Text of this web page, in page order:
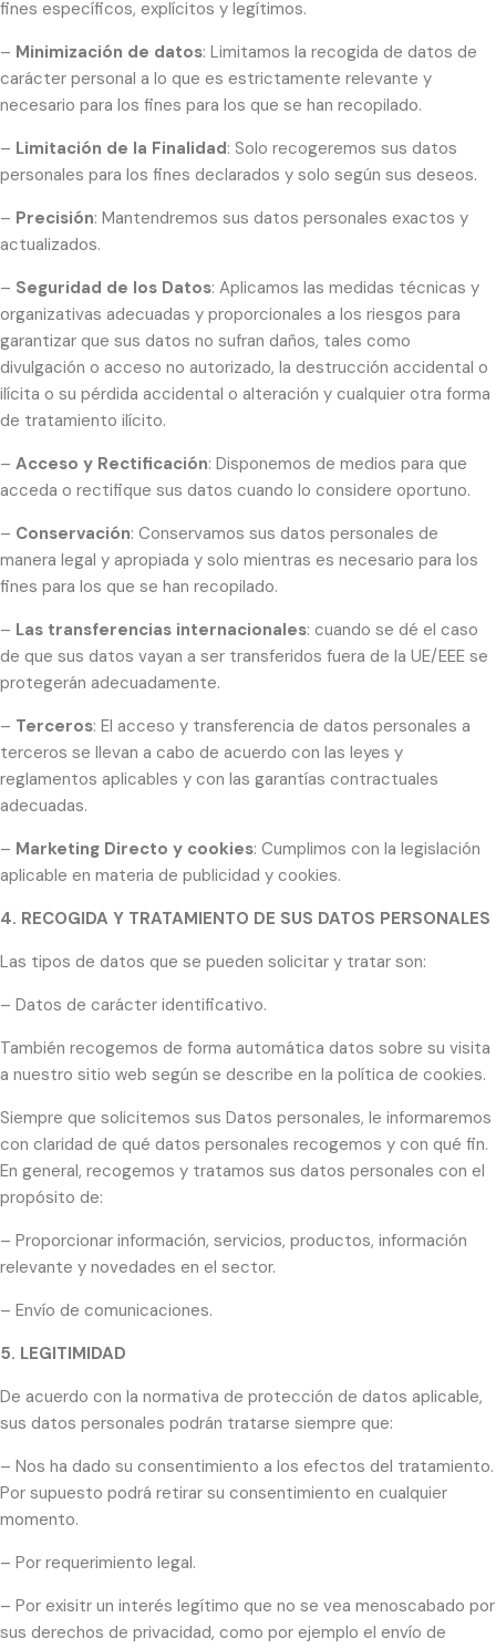
fines específicos, explícitos y legítimos.
– Minimización de datos: Limitamos la recogida de datos de
carácter personal a lo que es estrictamente relevante y
necesario para los fines para los que se han recopilado.
– Limitación de la Finalidad: Solo recogeremos sus datos
personales para los fines declarados y solo según sus deseos.
– Precisión: Mantendremos sus datos personales exactos y
actualizados.
– Seguridad de los Datos: Aplicamos las medidas técnicas y
organizativas adecuadas y proporcionales a los riesgos para
garantizar que sus datos no sufran daños, tales como
divulgación o acceso no autorizado, la destrucción accidental o
ilícita o su pérdida accidental o alteración y cualquier otra forma
de tratamiento ilícito.
– Acceso y Rectificación: Disponemos de medios para que
acceda o rectifique sus datos cuando lo considere oportuno.
– Conservación: Conservamos sus datos personales de
manera legal y apropiada y solo mientras es necesario para los
fines para los que se han recopilado.
– Las transferencias internacionales: cuando se dé el caso
de que sus datos vayan a ser transferidos fuera de la UE/EEE se
protegerán adecuadamente.
– Terceros: El acceso y transferencia de datos personales a
terceros se llevan a cabo de acuerdo con las leyes y
reglamentos aplicables y con las garantías contractuales
adecuadas.
– Marketing Directo y cookies: Cumplimos con la legislación
aplicable en materia de publicidad y cookies.
4. RECOGIDA Y TRATAMIENTO DE SUS DATOS PERSONALES
Las tipos de datos que se pueden solicitar y tratar son:
– Datos de carácter identificativo.
También recogemos de forma automática datos sobre su visita
a nuestro sitio web según se describe en la política de cookies.
Siempre que solicitemos sus Datos personales, le informaremos
con claridad de qué datos personales recogemos y con qué fin.
En general, recogemos y tratamos sus datos personales con el
propósito de:
– Proporcionar información, servicios, productos, información
relevante y novedades en el sector.
– Envío de comunicaciones.
5. LEGITIMIDAD
De acuerdo con la normativa de protección de datos aplicable,
sus datos personales podrán tratarse siempre que:
– Nos ha dado su consentimiento a los efectos del tratamiento.
Por supuesto podrá retirar su consentimiento en cualquier
momento.
– Por requerimiento legal.
– Por exisitr un interés legítimo que no se vea menoscabado por
sus derechos de privacidad, como por ejemplo el envío de